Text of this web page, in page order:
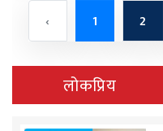
‹ 1 2
लोकप्रिय